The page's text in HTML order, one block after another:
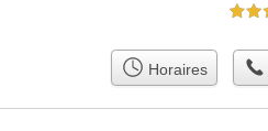
4,5
Horaires